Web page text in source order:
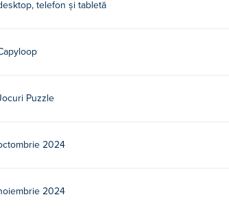
și pe dispozitive mobile precum telefoane și
telefon și tabletă
Puzzle
2024
2024